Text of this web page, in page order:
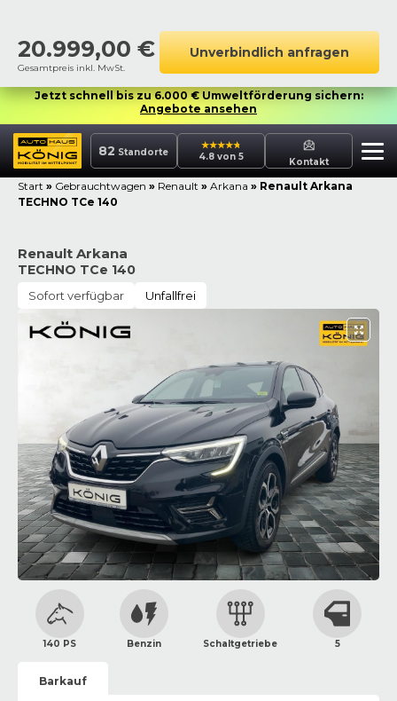
20.999,00 €
Gesamtpreis inkl. MwSt.
Unverbindlich anfragen
Jetzt schnell bis zu 6.000 € Umweltförderung sichern:
Angebote ansehen
82 Standorte 4.8 von 5 Kontakt
Start » Gebrauchtwagen » Renault » Arkana » Renault Arkana
TECHNO TCe 140
Renault Arkana
TECHNO TCe 140
Sofort verfügbar Unfallfrei
140 PS Benzin Schaltgetriebe 5
Barkauf